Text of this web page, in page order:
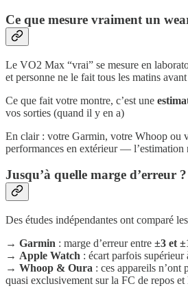
Ce que mesure vraiment un
Le VO2 Max “vrai” se mesure en
et personne ne le fait tous les matins
Ce que fait votre montre, c’est une
vos sorties (quand il y en a)
En clair : votre Garmin, votre Whoop ou
performances en extérieur — l’estimation
Jusqu’à quelle marge d’erreur ?
Des études indépendantes ont comparé
→ Garmin : marge d’erreur entre ±3 et
→ Apple Watch : écart parfois supérieur
→ Whoop & Oura : ces appareils
quasi exclusivement sur la FC de repos et